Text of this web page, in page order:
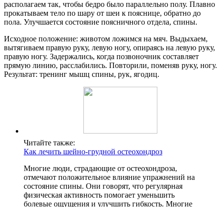
располагаем так, чтобы бедро было параллельно полу. Плавно
прокатываем тело по шару от шеи к пояснице, обратно до
пола. Улучшается состояние поясничного отдела, спины.
Исходное положение: животом ложимся на мяч. Выдыхаем,
вытягиваем правую руку, левую ногу, опираясь на левую руку,
правую ногу. Задержались, когда позвоночник составляет
прямую линию, расслабились. Повторили, поменяв руку, ногу.
Результат: тренинг мышц спины, рук, ягодиц.
Читайте также:
Как лечить шейно-грудной остеохондроз
Многие люди, страдающие от остеохондроза,
отмечают положительное влияние упражнений на
состояние спины. Они говорят, что регулярная
физическая активность помогает уменьшить
болевые ощущения и улучшить гибкость. Многие